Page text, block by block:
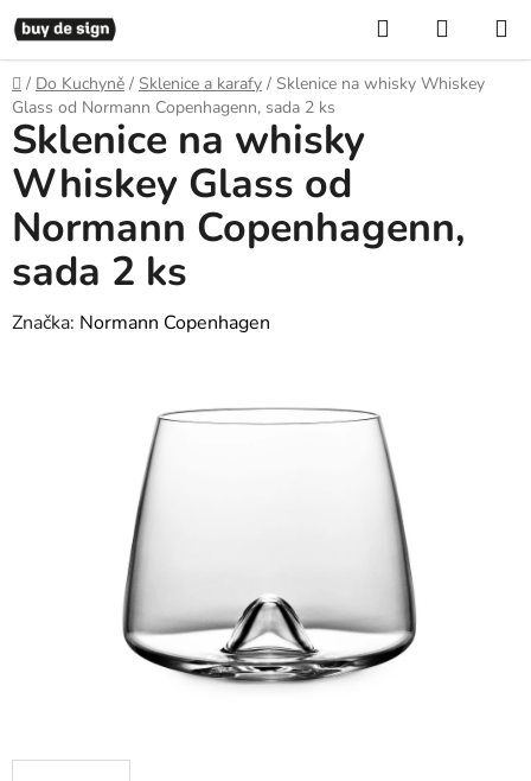
Přejít
na
obsah
Hledat
KOŠÍK
Domů
/ Do Kuchyně / Sklenice a karafy / Sklenice na whisky Whiskey
Glass od Normann Copenhagenn, sada 2 ks
Sklenice na whisky
Whiskey Glass od
Normann Copenhagenn,
sada 2 ks
Značka: Normann Copenhagen